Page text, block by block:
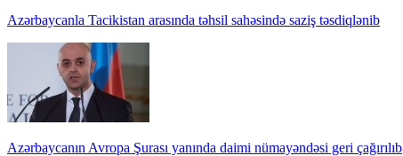
Azərbaycanla Tacikistan arasında təhsil sahəsində saziş təsdiqlənib
Azərbaycanın Avropa Şurası yanında daimi nümayəndəsi geri çağırılıb